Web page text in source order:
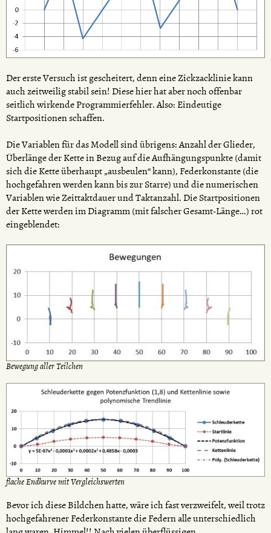
Der erste Versuch ist gescheitert, denn eine Zickzacklinie kann
auch zeitweilig stabil sein! Diese hier hat aber noch offenbar
seitlich wirkende Programmierfehler. Also: Eindeutige
Startpositionen schaffen.
Die Variablen für das Modell sind übrigens: Anzahl der Glieder,
Überlänge der Kette in Bezug auf die Aufhängungspunkte (damit
sich die Kette überhaupt „ausbeulen“ kann), Federkonstante (die
hochgefahren werden kann bis zur Starre) und die numerischen
Variablen wie Zeittaktdauer und Taktanzahl. Die Startpositionen
der Kette werden im Diagramm (mit falscher Gesamt-Länge…) rot
eingeblendet:
Bewegung aller Teilchen
flache Endkurve mit Vergleichswerten
Bevor ich diese Bildchen hatte, wäre ich fast verzweifelt, weil trotz
hochgefahrener Federkonstante die Federn alle unterschiedlich